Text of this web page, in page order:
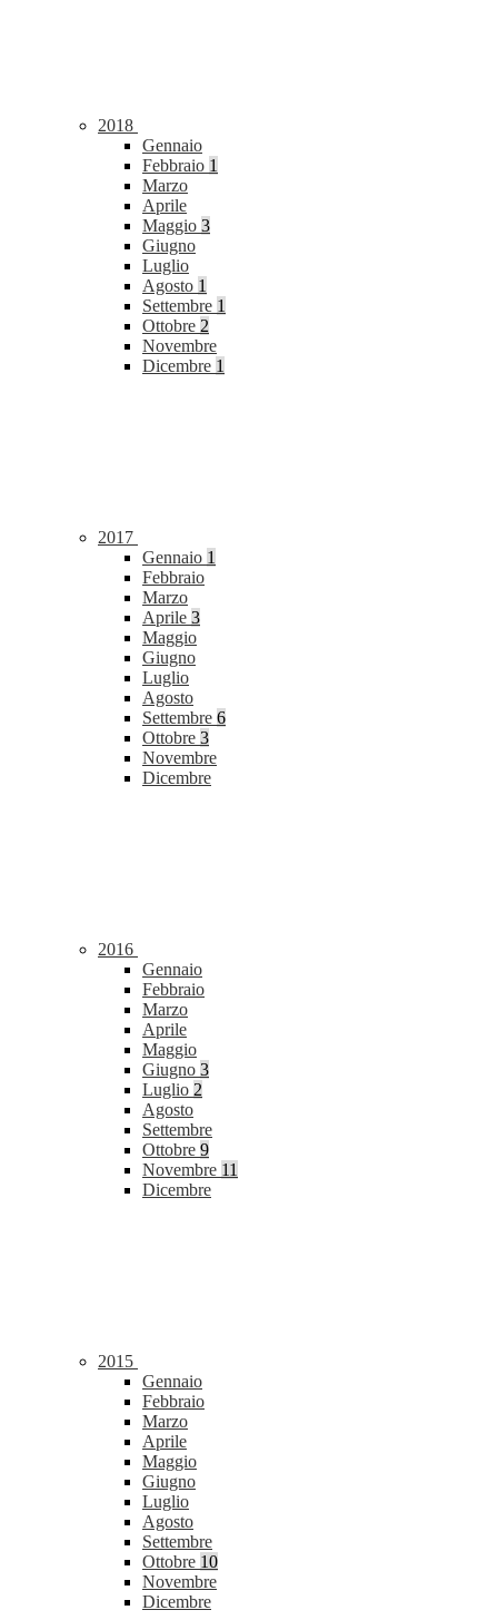
2018
Gennaio
Febbraio 1
Marzo
Aprile
Maggio 3
Giugno
Luglio
Agosto 1
Settembre 1
Ottobre 2
Novembre
Dicembre 1
2017
Gennaio 1
Febbraio
Marzo
Aprile 3
Maggio
Giugno
Luglio
Agosto
Settembre 6
Ottobre 3
Novembre
Dicembre
2016
Gennaio
Febbraio
Marzo
Aprile
Maggio
Giugno 3
Luglio 2
Agosto
Settembre
Ottobre 9
Novembre 11
Dicembre
2015
Gennaio
Febbraio
Marzo
Aprile
Maggio
Giugno
Luglio
Agosto
Settembre
Ottobre 10
Novembre
Dicembre